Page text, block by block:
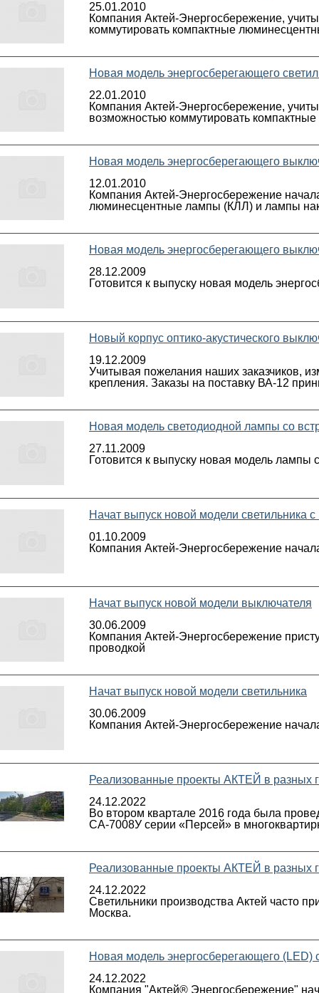
25.01.2010
Компания Актей-Энергосбережение,
коммутировать компактные
Новая модель энергосберегающего
22.01.2010
Компания Актей-Энергосбережение,
возможностью коммутировать
Новая модель энергосберегающего
12.01.2010
Компания Актей-Энергосбережение
люминесцентные лампы (КЛЛ) и лампы
Новая модель энергосберегающего
28.12.2009
Готовится к выпуску новая модель
Новый корпус оптико-акустического
19.12.2009
Учитывая пожелания наших заказчиков,
крепления. Заказы на поставку ВА-12
Новая модель светодиодной лампы со
27.11.2009
Готовится к выпуску новая модель лампы
Начат выпуск новой модели светильника
01.10.2009
Компания Актей-Энергосбережение
Начат выпуск новой модели выключателя
30.06.2009
Компания Актей-Энергосбережение
проводкой
Начат выпуск новой модели светильника
30.06.2009
Компания Актей-Энергосбережение
Реализованные проекты АКТЕЙ в разных
24.12.2022
Во втором квартале 2016 года была
СА-7008У серии «Персей» в
Реализованные проекты АКТЕЙ в разных
24.12.2022
Светильники производства Актей часто
Москва.
Новая модель энергосберегающего
24.12.2022
Компания "Актей® Энергосбережение"